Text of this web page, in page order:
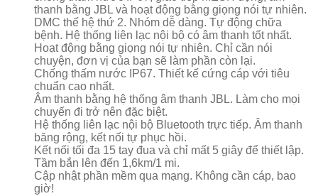
thanh bằng JBL và hoạt động bằng giọng nói tự nhiên.
DMC thế hệ thứ 2. Nhóm dễ dàng. Tự động chữa
bệnh. Hệ thống liên lạc nội bộ có âm thanh tốt nhất.
Hoạt động bằng giọng nói tự nhiên. Chỉ cần nói
chuyện, đơn vị của bạn sẽ làm phần còn lại.
Chống thấm nước IP67. Thiết kế cứng cáp với tiêu
chuẩn cao nhất.
Âm thanh bằng hệ thống âm thanh JBL. Làm cho mọi
chuyến đi trở nên đặc biệt.
Hệ thống liên lạc nội bộ Bluetooth trực tiếp. Âm thanh
băng rộng, kết nối tự phục hồi.
Kết nối tối đa 15 tay đua và chỉ mất 5 giây để thiết lập.
Tầm bắn lên đến 1,6km/1 mi.
Cập nhật phần mềm qua mạng. Không cần cáp, bao
giờ!